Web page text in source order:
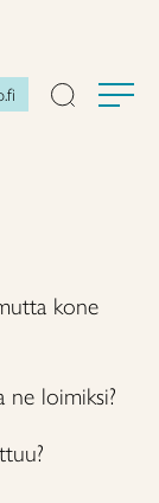
kone
ne loimiksi?